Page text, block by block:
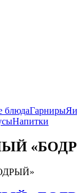
блюдаГарниры
Напитки